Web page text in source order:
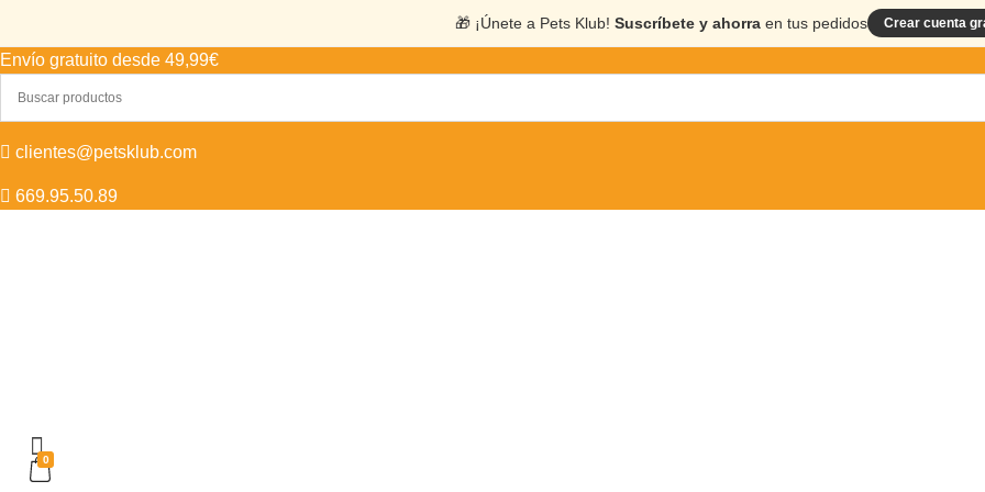
🎁 ¡Únete a Pets Klub! Suscríbete y ahorra en tus pedidos Crear cuenta
Envío gratuito desde 49,99€
clientes@petsklub.com
669.95.50.89
0